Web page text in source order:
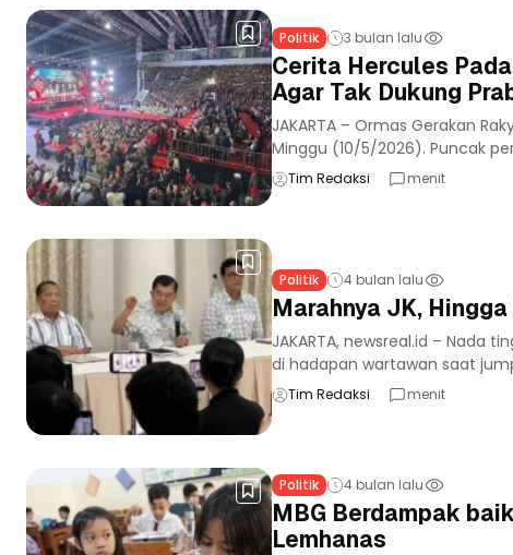
Politik 3 bulan lalu
Cerita Hercules
Agar Tak Dukung
JAKARTA – Ormas Gerakan
Minggu (10/5/2026). Puncak
Tim Redaksi menit
Politik 4 bulan lalu
Marahnya JK,
JAKARTA, newsreal.id – Nada
di hadapan wartawan saat
Tim Redaksi menit
Politik 4 bulan lalu
MBG Berdampak
Lemhanas